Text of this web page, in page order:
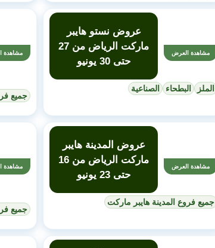
مشاهدة العرض
عروض نستو هايبر
ماركت الرياض من 27
حتى 30 يونيو
الملز البطحاء الصناعية
مشاهدة
جميع
مشاهدة العرض
عروض المدينة هايبر
ماركت الرياض من 16
حتى 23 يونيو
جميع فروع المدينة هايبر ماركت
مشاهدة
جميع